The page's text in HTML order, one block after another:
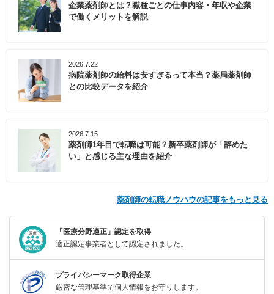
企業薬剤師とは？職種ごとの仕事内容・年収や企業
で働くメリットを解説
2026.7.22
病院薬剤師の給料は安すぎるって本当？薬局薬剤師
との比較データを紹介
2026.7.15
薬剤師1年目で転職は可能？新卒薬剤師が「辞めた
い」と感じる主な理由を紹介
薬剤師の転職ノウハウの記事をもっと見る
「医療分野適正」認定を取得
適正認定事業者として認定されました。
プライバシーマーク取得企業
厳密な管理基準で個人情報をお守りします。